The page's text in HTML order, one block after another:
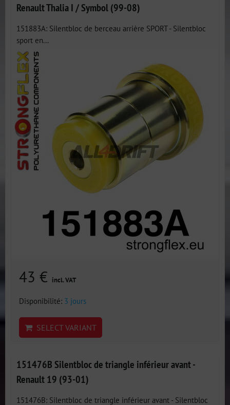
Renault Thalia I / Symbol (99-08)
151883A: Silentbloc de berceau arrière SPORT - Silentbloc
sport en...
43 € incl. VAT
Disponibilité: 3 jours
SELECT VARIANT
151476B Silentbloc de triangle inférieur avant -
Renault 19 (93-01)
151476B: Silentbloc de triangle inférieur avant - Silentbloc